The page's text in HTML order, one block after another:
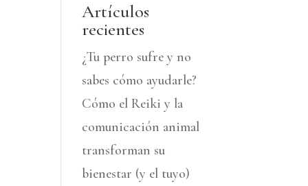
Artículos
recientes
¿Tu perro sufre y no
sabes cómo ayudarle?
Cómo el Reiki y la
comunicación animal
transforman su
bienestar (y el tuyo)